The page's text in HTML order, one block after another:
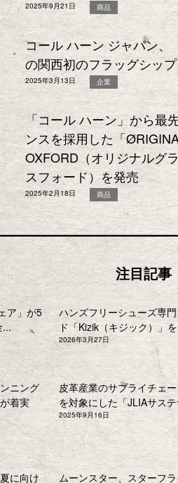
2025年9月21日 商品
コール ハーン ジャパン、
の関西初のフラッグシッ
2025年3月13日 企業
「コール ハーン」から最
ンスを採用した「
OXFORD（オリジナルグ
スフォード）を発売
2025年2月18日 商品
注目記事
ア」が5
...
ハンズフリーシューズ専
ド「Kizik（キジック）」
2026年3月27日
ニング
着実
皮革産業のサプライチェ
を対象にした「JLIAサス
2025年9月16日
に向け ムーンスター、スターフ